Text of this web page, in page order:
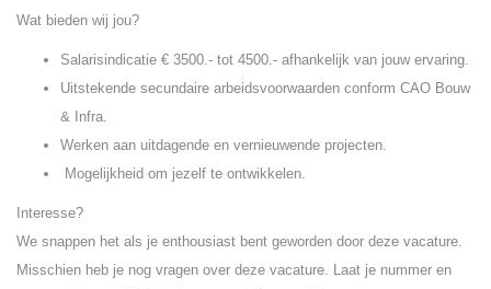
Wat bieden wij jou?
Salarisindicatie € 3500.- tot 4500.- afhankelijk van jouw ervaring.
Uitstekende secundaire arbeidsvoorwaarden conform CAO Bouw
& Infra.
Werken aan uitdagende en vernieuwende projecten.
Mogelijkheid om jezelf te ontwikkelen.
Interesse?
We snappen het als je enthousiast bent geworden door deze vacature.
Misschien heb je nog vragen over deze vacature. Laat je nummer en